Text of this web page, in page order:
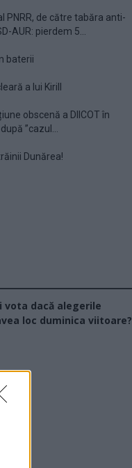
PNRR, de către tabăra anti-
AUR: pierdem 5...
baterii
a lui Kirill
obscenă a DIICOT în
”cazul...
Dunărea!
vota dacă alegerile
loc duminica viitoare?